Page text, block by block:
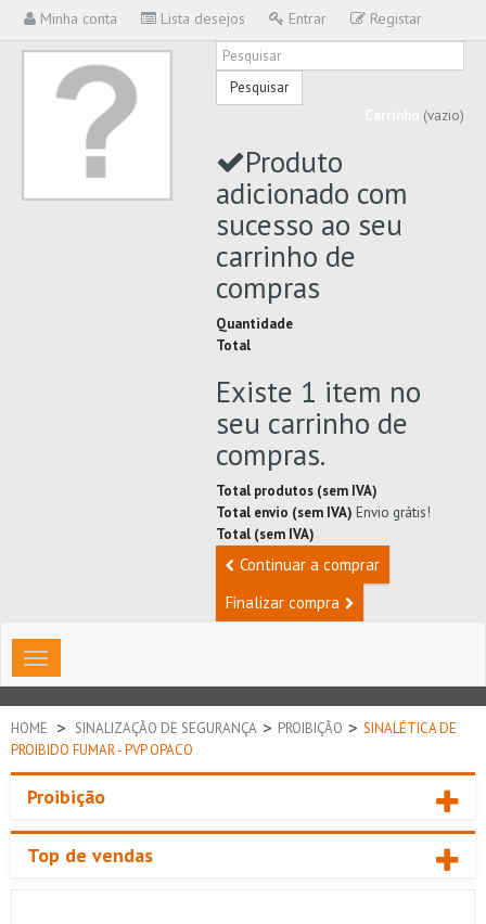
Minha conta Lista desejos Entrar Registar
Pesquisar
(vazio)
Produto
adicionado com
sucesso ao seu
carrinho de
compras
Quantidade
Total
Existe 1 item no
seu carrinho de
compras.
Total produtos (sem IVA)
Total envio (sem IVA) Envio grátis!
Total (sem IVA)
Continuar a comprar
Finalizar compra
Toggle
navigation
HOME > SINALIZAÇÃO DE SEGURANÇA > PROIBIÇÃO > SINALÉTICA DE
PROIBIDO FUMAR - PVP OPACO
Proibição
Top de vendas